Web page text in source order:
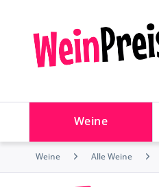
Weine
Weine Alle Weine